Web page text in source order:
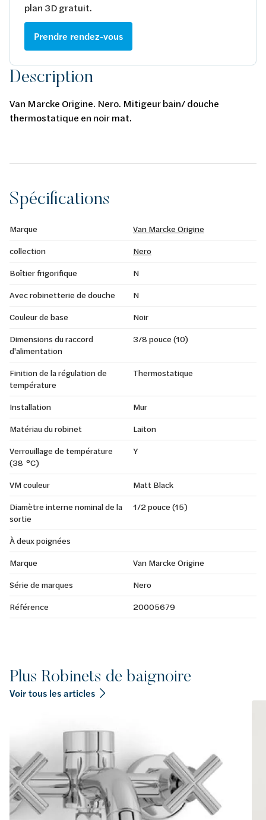
plan 3D gratuit.
Prendre rendez-vous
Description
Van Marcke Origine. Nero. Mitigeur bain/ douche
thermostatique en noir mat.
Spécifications
Marque
Van Marcke Origine
collection
Nero
Boîtier frigorifique
N
Avec robinetterie de douche
N
Couleur de base
Noir
Dimensions du raccord
d'alimentation
3/8 pouce (10)
Finition de la régulation de
température
Thermostatique
Installation
Mur
Matériau du robinet
Laiton
Verrouillage de température
(38 °C)
Y
VM couleur
Matt Black
Diamètre interne nominal de la
sortie
1/2 pouce (15)
À deux poignées
Marque
Van Marcke Origine
Série de marques
Nero
Référence
20005679
Plus Robinets de baignoire
Voir tous les articles